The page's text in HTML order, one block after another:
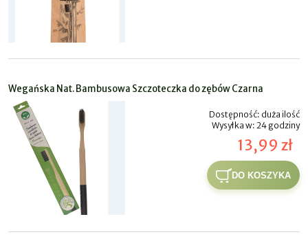
Wegańska Nat. Bambusowa Szczoteczka do zębów Czarna
Dostępność: duża ilość
Wysyłka w: 24 godziny
13,99 zł
DO KOSZYKA